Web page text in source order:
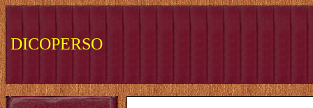
DICOPERSO